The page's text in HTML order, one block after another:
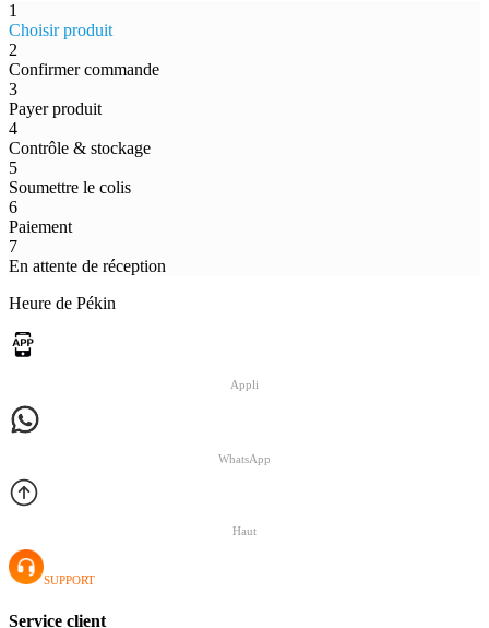
1
Choisir produit
2
Confirmer commande
3
Payer produit
4
Contrôle & stockage
5
Soumettre le colis
6
Paiement
7
En attente de réception
Heure de Pékin
Appli
WhatsApp
Haut
SUPPORT
Service client